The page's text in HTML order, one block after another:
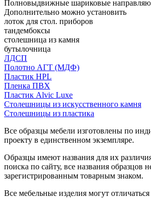
Полновыдвижные шариковые
Дополнительно можно установить
лоток для стол. приборов
тандембоксы
столешница из камня
бутылочница
ЛДСП
Полотно АГТ (МДФ)
Пластик HPL
Пленка ПВХ
Пластик Alvic Luxe
Столешницы из искусственного камня
Столешницы из пластика
Все образцы мебели изготовлены по
проекту в единственном экземпляре.
Образцы имеют названия для их
поиска по сайту, все названия образцов
зарегистрированным товарным знаком.
Все мебельные изделия могут